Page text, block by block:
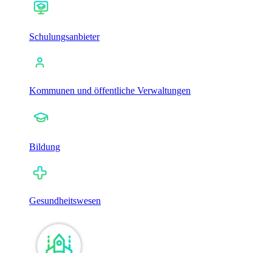
Schulungsanbieter
Kommunen und öffentliche Verwaltungen
Bildung
Gesundheitswesen